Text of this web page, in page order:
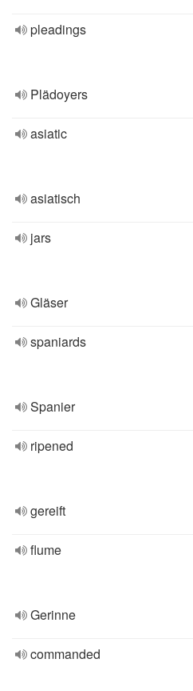
pleadings
Plädoyers
asiatic
asiatisch
jars
Gläser
spaniards
Spanier
ripened
gereift
flume
Gerinne
commanded